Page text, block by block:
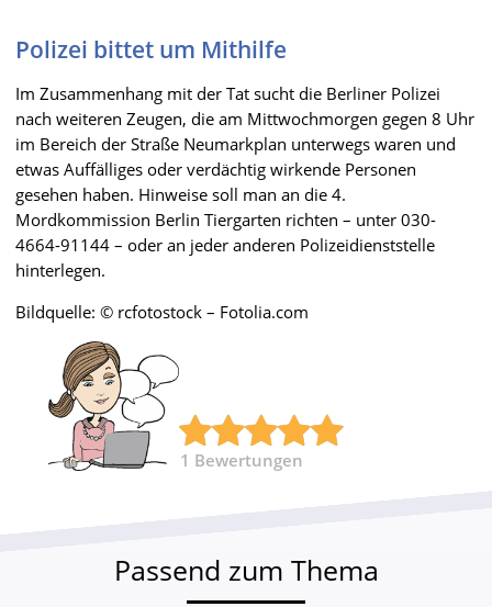
Polizei bittet um Mithilfe
Im Zusammenhang mit der Tat sucht die Berliner Polizei
nach weiteren Zeugen, die am Mittwochmorgen gegen 8 Uhr
im Bereich der Straße Neumarkplan unterwegs waren und
etwas Auffälliges oder verdächtig wirkende Personen
gesehen haben. Hinweise soll man an die 4.
Mordkommission Berlin Tiergarten richten – unter 030-
4664-91144 – oder an jeder anderen Polizeidienststelle
hinterlegen.
Bildquelle: © rcfotostock – Fotolia.com
1 Bewertungen
Passend zum Thema